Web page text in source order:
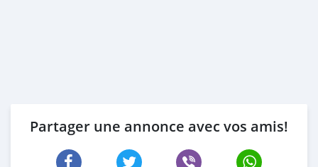
Partager une annonce avec vos amis!